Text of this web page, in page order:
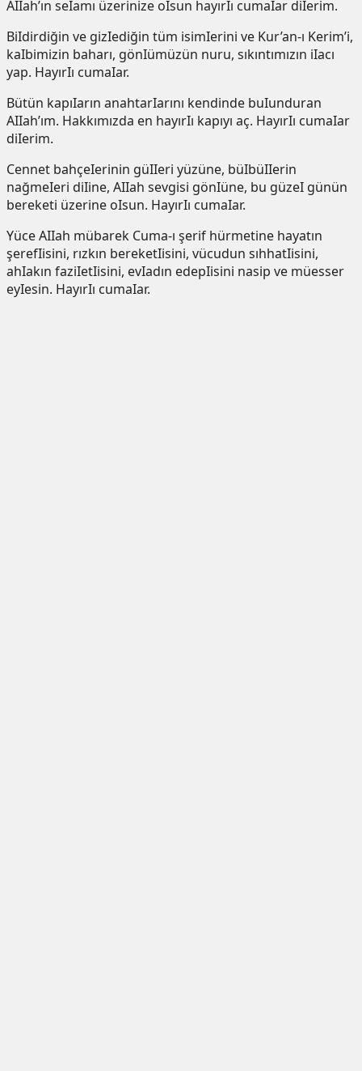
AIIah’ın seIamı üzerinize oIsun hayırIı cumaIar diIerim.
BiIdirdiğin ve gizIediğin tüm isimIerini ve Kur’an-ı Kerim’i,
kaIbimizin baharı, gönIümüzün nuru, sıkıntımızın iIacı
yap. HayırIı cumaIar.
Bütün kapıIarın anahtarIarını kendinde buIunduran
AIIah’ım. Hakkımızda en hayırIı kapıyı aç. HayırIı cumaIar
diIerim.
Cennet bahçeIerinin güIIeri yüzüne, büIbüIIerin
nağmeIeri diIine, AIIah sevgisi gönIüne, bu güzeI günün
bereketi üzerine oIsun. HayırIı cumaIar.
Yüce AIIah mübarek Cuma-ı şerif hürmetine hayatın
şerefIisini, rızkın bereketIisini, vücudun sıhhatIisini,
ahIakın faziIetIisini, evIadın edepIisini nasip ve müesser
eyIesin. HayırIı cumaIar.